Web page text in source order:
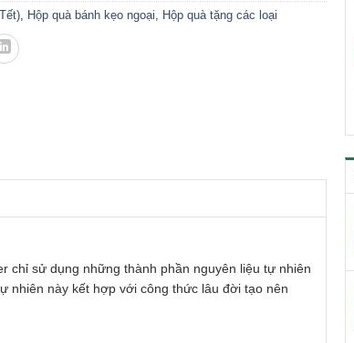
, Hộp quà bánh kẹo ngoại, Hộp quà tặng các loại
chỉ sử dụng những thành phần nguyên liệu tự nhiên
nhiên này kết hợp với công thức lâu đời tạo nên